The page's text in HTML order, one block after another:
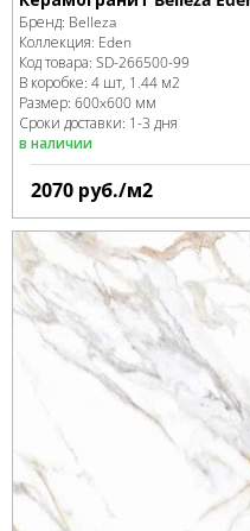
Бренд: Belleza
Коллекция: Eden
Код товара: SD-266500-99
В коробке: 4 шт, 1.44 м2
Размер: 600x600 мм
Сроки доставки: 1-3 дня
в наличии
2070 руб./м2